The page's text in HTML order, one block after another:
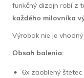
funkčný dizajn robí z
každého milovníka
Výrobok nie je
Obsah balenia:
6x zaoblený štetec